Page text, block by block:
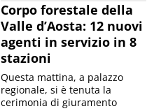
Corpo forestale della
Valle d’Aosta: 12 nuovi
agenti in servizio in 8
stazioni
Questa mattina, a palazzo
regionale, si è tenuta la
cerimonia di giuramento